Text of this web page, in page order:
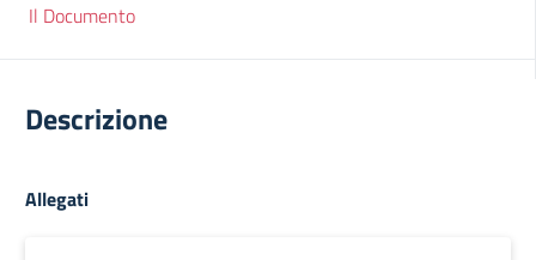
Il Documento
Descrizione
Allegati